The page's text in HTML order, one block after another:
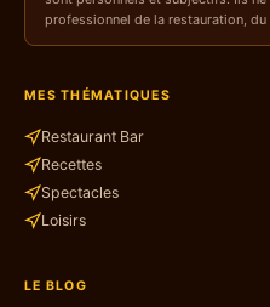
professionnel de la restauration,
MES THÉMATIQUES
Restaurant Bar
Recettes
Spectacles
Loisirs
LE BLOG